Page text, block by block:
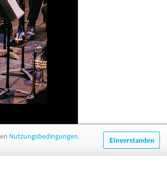
Einverstanden
Nutzungsbedingungen.